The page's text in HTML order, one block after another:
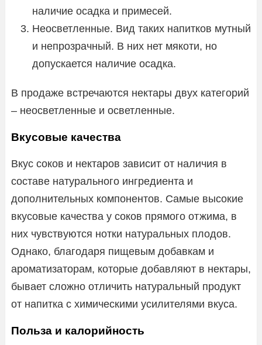
наличие осадка и примесей.
Неосветленные. Вид таких напитков мутный
и непрозрачный. В них нет мякоти, но
допускается наличие осадка.
В продаже встречаются нектары двух категорий
– неосветленные и осветленные.
Вкусовые качества
Вкус соков и нектаров зависит от наличия в
составе натурального ингредиента и
дополнительных компонентов. Самые высокие
вкусовые качества у соков прямого отжима, в
них чувствуются нотки натуральных плодов.
Однако, благодаря пищевым добавкам и
ароматизаторам, которые добавляют в нектары,
бывает сложно отличить натуральный продукт
от напитка с химическими усилителями вкуса.
Польза и калорийность